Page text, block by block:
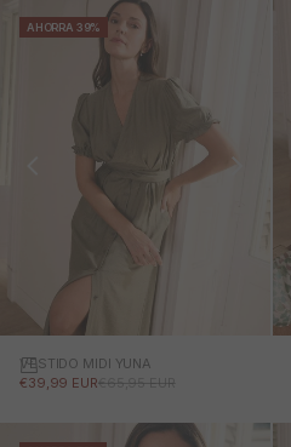
AHORRA 39%
VESTIDO MIDI YUNA
PRECIO DE OFERTA
€39,99 EURPRECIO NORMAL
€65,95 EUR